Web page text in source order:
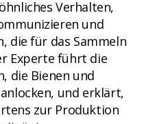
Verhalten,
und
die für das Sammeln
Experte führt die
die Bienen und
und erklärt,
zur Produktion